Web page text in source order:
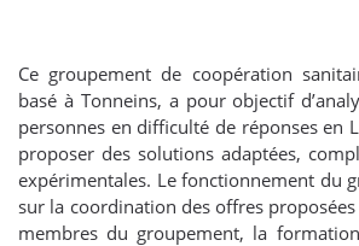
Ce groupement de coopération
basé à Tonneins, a pour objectif
personnes en difficulté de réponses en
proposer des solutions adaptées,
expérimentales. Le fonctionnement du
sur la coordination des offres
membres du groupement, la